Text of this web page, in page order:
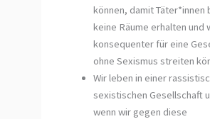
können, damit Täter*innen
keine Räume erhalten und
konsequenter für eine
ohne Sexismus streiten
Wir leben in einer
sexistischen Gesellschaft
wenn wir gegen diese